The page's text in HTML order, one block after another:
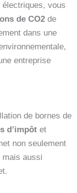
électriques, vous
de CO2 de
dans une
entreprise
de bornes de
d’impôt et
non seulement
mais aussi